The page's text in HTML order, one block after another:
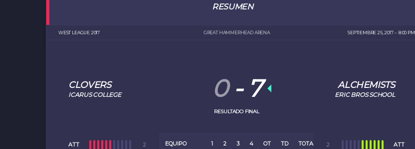
RESUMEN
WEST LEAGUE 2017 GREAT HAMMERHEAD ARENA SEPTIEMBRE 25, 2017 8:00 PM
CLOVERS
ICARUS COLLEGE
ALCHEMISTS
ERIC BROS SCHOOL
0- 7
RESULTADO FINAL
EQUIPO 1 2 3 4 OT TD TOTALL
ATT 2 2 ATT